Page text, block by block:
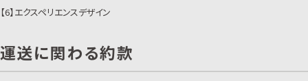
【6】エクスペリエンスデザイン
運送に関わる約款